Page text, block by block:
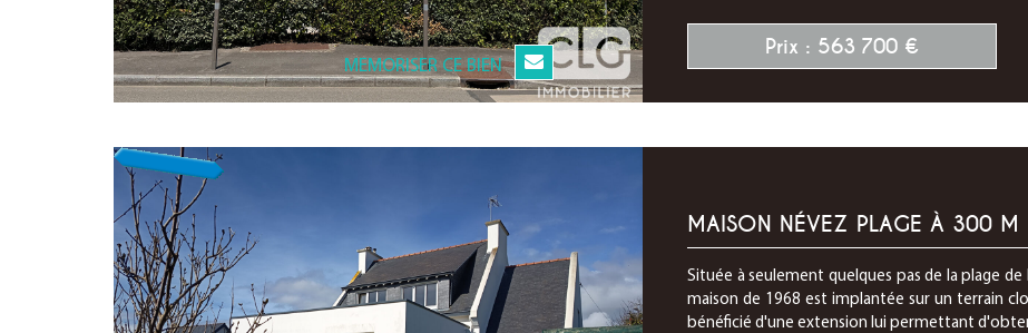
MEMORISER CE BIEN
Prix : 563 700 €
MAISON NÉVEZ PLAGE À 300 M
Située à seulement quelques pas de la plage
maison de 1968 est implantée sur un terrain
bénéficié d'une extension lui permettant